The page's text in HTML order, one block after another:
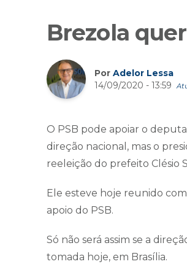
Brezola
Por Adelor Lessa
14/09/2020 - 13:59
O PSB pode apoiar o
direção nacional, mas o
reeleição do prefeito Clésio
Ele esteve hoje reunido
apoio do PSB.
Só não será assim se a
tomada hoje, em Brasília.